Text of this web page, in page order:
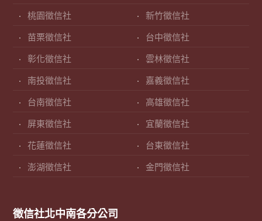
桃園徵信社 新竹徵信社
苗栗徵信社 台中徵信社
彰化徵信社 雲林徵信社
南投徵信社 嘉義徵信社
台南徵信社 高雄徵信社
屏東徵信社 宜蘭徵信社
花蓮徵信社 台東徵信社
澎湖徵信社 金門徵信社
徵信社北中南各分公司